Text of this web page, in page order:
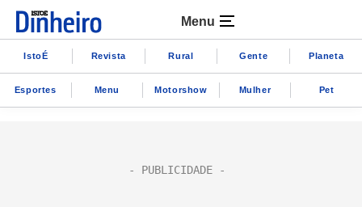
Menu
IstoÉ Revista Rural Gente Planeta
Esportes Menu Motorshow Mulher Pet